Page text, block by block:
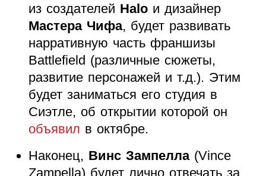
из создателей Haloи дизайнер
Мастера Чифа, будет развивать
нарративную часть франшизы
Battlefield (различные сюжеты,
развитие персонажей и т.д.). Этим
будет заниматься его студия в
Сиэтле, об открытии которой он
объявил в октябре.
Наконец, Винс Зампелла(Vince
Zampella) будет лично отвечать за